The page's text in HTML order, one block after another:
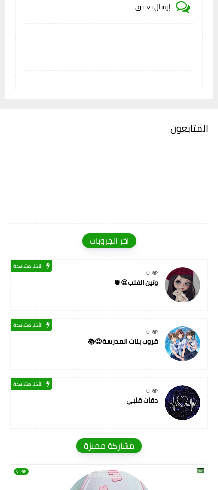
إرسال تعليق
المتابعون
اخر الجروبات
0
الأكثر مشاهدة
وتين القلب😍🫀
0
الأكثر مشاهدة
قروب بنات المدرسة😍📚
0
الأكثر مشاهدة
دقات قلبي
مشاركة مميزة
0